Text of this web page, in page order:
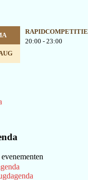
RAPIDCOMPETITIE
20:00 - 23:00